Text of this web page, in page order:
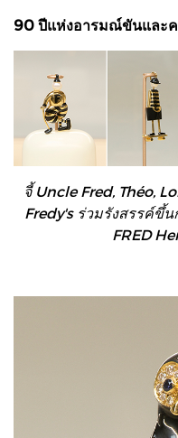
90 ปีแห่งอารมณ์ขันและค
จี้ Uncle Fred, Théo,
Fredy's ร่วมรังสรรค์ขึ้
FRED